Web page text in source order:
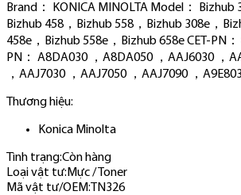
Brand： KONICA MINOLTA Model： Bizhub
Bizhub 458，Bizhub 558，Bizhub 308e，
458e，Bizhub 558e，Bizhub 658e CET-PN：
PN： A8DA030 ，A8DA050 ，AAJ6030 ，
，AAJ7030 ，AAJ7050 ，AAJ7090 ，
Thương hiệu:
Konica Minolta
Tình trạng:Còn hàng
Loại vật tư: Mực / Toner
Mã vật tư/OEM: TN326